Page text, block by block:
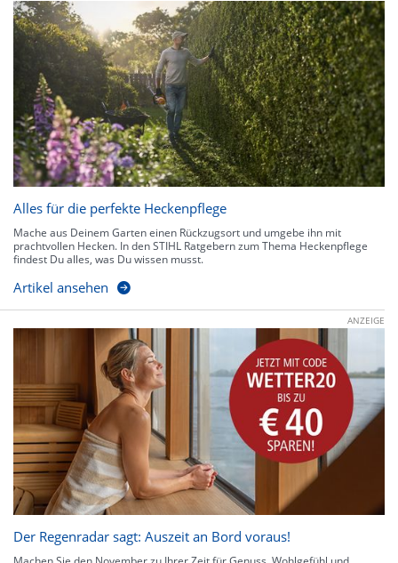
Alles für die perfekte Heckenpflege
Mache aus Deinem Garten einen Rückzugsort und umgebe ihn mit
prachtvollen Hecken. In den STIHL Ratgebern zum Thema Heckenpflege
findest Du alles, was Du wissen musst.
Artikel ansehen
ANZEIGE
Der Regenradar sagt: Auszeit an Bord voraus!